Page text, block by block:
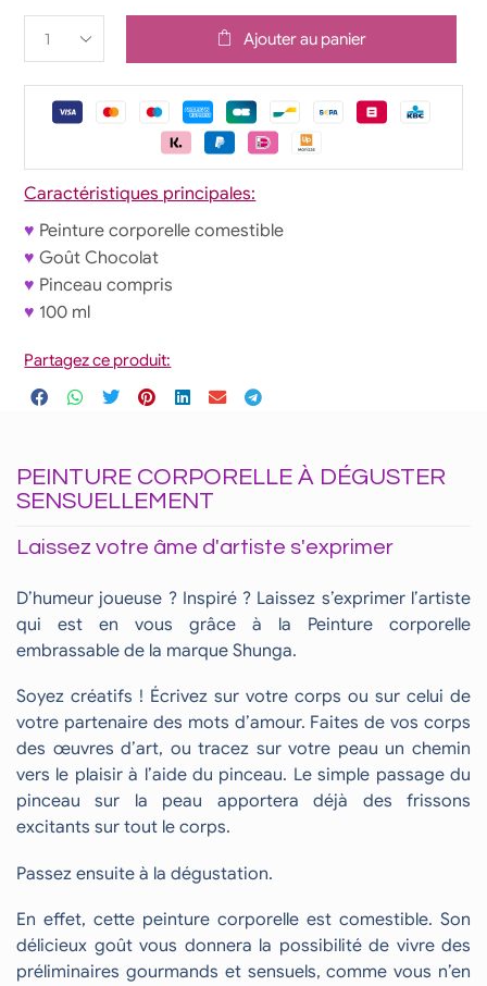
Ajouter au panier
Caractéristiques principales:
♥ Peinture corporelle comestible
♥ Goût Chocolat
♥ Pinceau compris
♥ 100 ml
Partagez ce produit:
PEINTURE CORPORELLE À DÉGUSTER
SENSUELLEMENT
Laissez votre âme d'artiste s'exprimer
D’humeur joueuse ? Inspiré ? Laissez s’exprimer l’artiste
qui est en vous grâce à la Peinture corporelle
embrassable de la marque Shunga.
Soyez créatifs ! Écrivez sur votre corps ou sur celui de
votre partenaire des mots d’amour. Faites de vos corps
des œuvres d’art, ou tracez sur votre peau un chemin
vers le plaisir à l’aide du pinceau. Le simple passage du
pinceau sur la peau apportera déjà des frissons
excitants sur tout le corps.
Passez ensuite à la dégustation.
En effet, cette peinture corporelle est comestible. Son
délicieux goût vous donnera la possibilité de vivre des
préliminaires gourmands et sensuels, comme vous n’en